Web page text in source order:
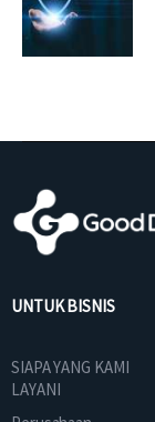
UNTUK BISNIS
SIAPA YANG KAMI
LAYANI